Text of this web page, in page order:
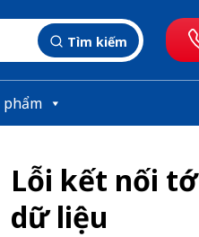
Tìm kiếm
Lỗi kết nối
dữ liệu